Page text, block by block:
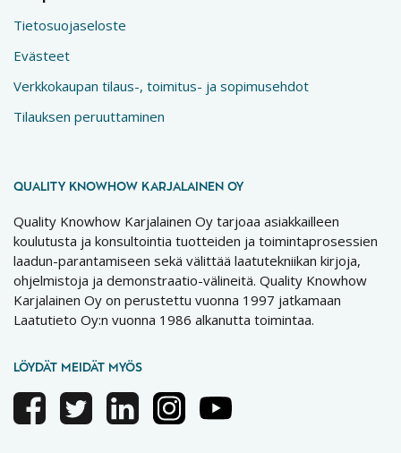
Tietosuojaseloste
Evästeet
Verkkokaupan tilaus-, toimitus- ja sopimusehdot
Tilauksen peruuttaminen
QUALITY KNOWHOW KARJALAINEN OY
Quality Knowhow Karjalainen Oy tarjoaa asiakkailleen
koulutusta ja konsultointia tuotteiden ja toimintaprosessien
laadun-parantamiseen sekä välittää laatutekniikan kirjoja,
ohjelmistoja ja demonstraatio-välineitä. Quality Knowhow
Karjalainen Oy on perustettu vuonna 1997 jatkamaan
Laatutieto Oy:n vuonna 1986 alkanutta toimintaa.
LÖYDÄT MEIDÄT MYÖS
FacebookTwitter LinkedinInstagramYoutube